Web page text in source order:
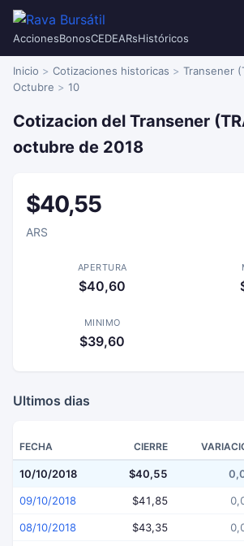
AccionesBonosCEDEARsHistóricos
Inicio Cotizaciones historicas Transener
Octubre
10
Cotizacion del Transener
octubre de 2018
$40,55
ARS
APERTURA
$40,60
MINIMO
$39,60
Ultimos dias
FECHA CIERRE
10/10/2018 $40,55
09/10/2018 $41,85
08/10/2018 $43,35